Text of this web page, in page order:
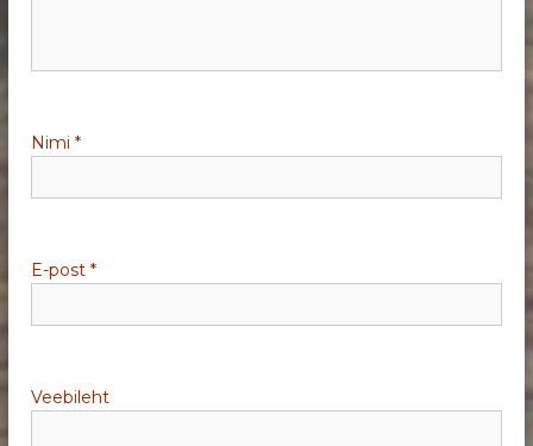
n
e
Nimi*
E-post*
Veebileht